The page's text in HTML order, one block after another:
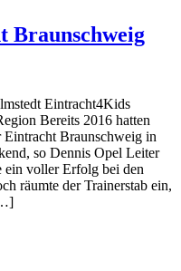
Braunschweig
Eintracht4Kids
Bereits 2016 hatten
Braunschweig in
so Dennis Opel Leiter
ein voller Erfolg bei den
räumte der Trainerstab ein,